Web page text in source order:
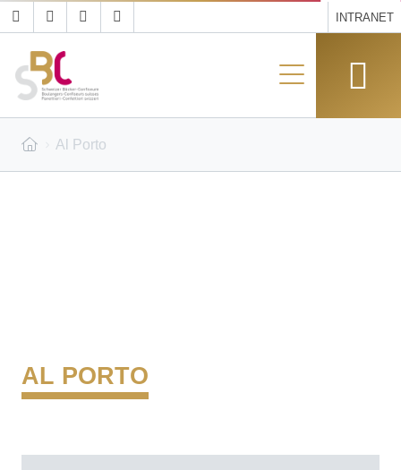
INTRANET
Al Porto
AL PORTO